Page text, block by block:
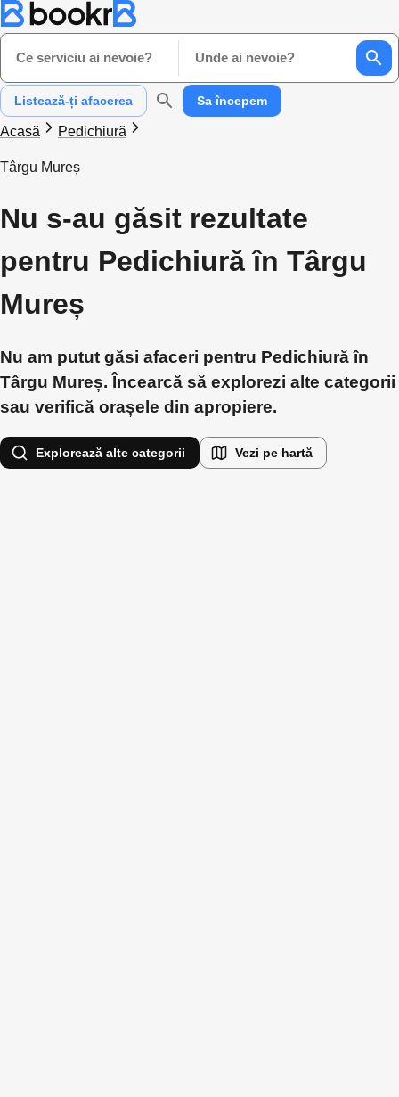
Ce serviciu ai nevoie? Unde ai nevoie?
Listează-ți afacerea Sa începem
Acasă Pedichiură
Târgu Mureș
Nu s-au găsit rezultate
pentru Pedichiură în Târgu
Mureș
Nu am putut găsi afaceri pentru Pedichiură în
Târgu Mureș. Încearcă să explorezi alte categorii
sau verifică orașele din apropiere.
Explorează alte categorii Vezi pe hartă